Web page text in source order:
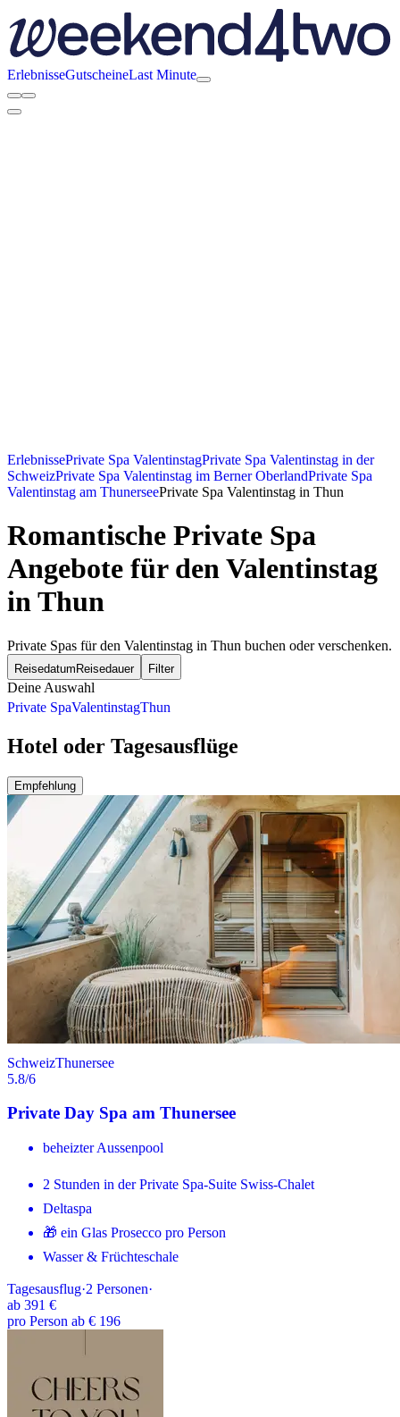
ErlebnisseGutscheineLast Minute
ErlebnissePrivate Spa ValentinstagPrivate Spa Valentinstag in der
SchweizPrivate Spa Valentinstag im Berner OberlandPrivate Spa
Valentinstag am ThunerseePrivate Spa Valentinstag in Thun
Romantische Private Spa
Angebote für den Valentinstag
in Thun
Private Spas für den Valentinstag in Thun buchen oder verschenken.
Reisedatum Reisedauer Filter
Deine Auswahl
Private SpaValentinstagThun
Hotel oder Tagesausflüge
Empfehlung
SchweizThunersee
5.8/6
Private Day Spa am Thunersee
beheizter Aussenpool
2 Stunden in der Private Spa-Suite Swiss-Chalet
Deltaspa
🎁 ein Glas Prosecco pro Person
Wasser & Früchteschale
Tagesausflug·2 Personen·
ab 391 €
pro Person ab € 196